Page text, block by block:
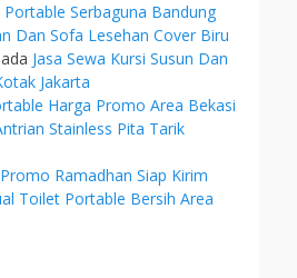
Serbaguna Bandung
Dan Sofa Lesehan Cover Biru
Jasa Sewa Kursi Susun Dan
Jakarta
Harga Promo Area Bekasi
Stainless Pita Tarik
Ramadhan Siap Kirim
Toilet Portable Bersih Area